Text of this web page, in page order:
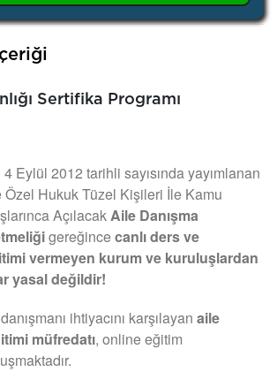
Sertifika Programı
Eylül 2012 tarihli sayısında yayımlanan
Hukuk Tüzel Kişileri İle Kamu
AçılacakAile Danışma
gereğincecanlı ders ve
vermeyen kurum ve kuruluşlardan
yasal değildir!
ihtiyacını karşılayan aile
müfredatı, online eğitim